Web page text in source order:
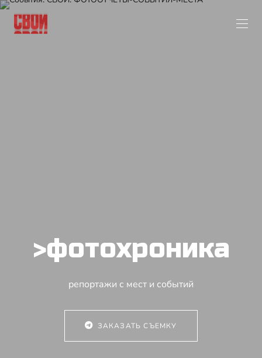
>фотохроника
репортажи с мест и событий
ЗАКАЗАТЬ СЪЕМКУ